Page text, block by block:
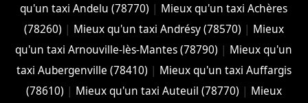
qu'un taxi Andelu (78770) | Mieux qu'un taxi Achères
(78260) | Mieux qu'un taxi Andrésy (78570) | Mieux
qu'un taxi Arnouville-lès-Mantes (78790) | Mieux qu'un
taxi Aubergenville (78410) | Mieux qu'un taxi Auffargis
(78610) | Mieux qu'un taxi Auteuil (78770) | Mieux